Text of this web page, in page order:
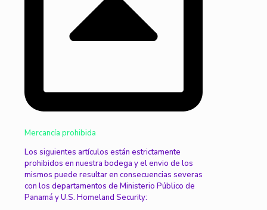
Mercancía prohibida
Los siguientes artículos están estrictamente
prohibidos en nuestra bodega y el envio de los
mismos puede resultar en consecuencias severas
con los departamentos de Ministerio Público de
Panamá y U.S. Homeland Security: